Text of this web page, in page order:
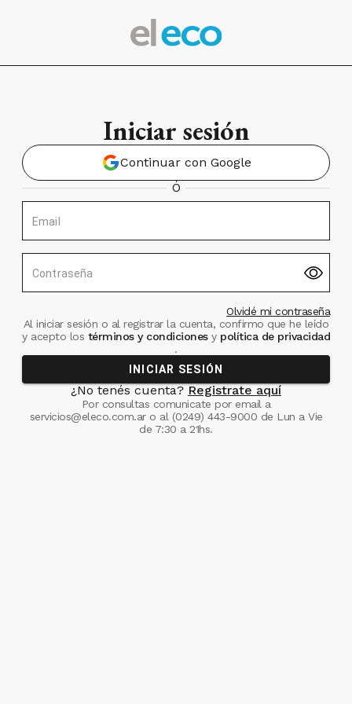
Iniciar sesión
Continuar con Google
Ó
Email
Contraseña
Olvidé mi contraseña
Al iniciar sesión o al registrar la cuenta, confirmo que he leído
y acepto los términos y condiciones ypolítica de privacidad
.
INICIAR SESIÓN
¿No tenés cuenta? Registrate aquí
Por consultas comunicate por email a
servicios@eleco.com.aro al (0249) 443-9000 de Lun a Vie
de 7:30 a 21hs.